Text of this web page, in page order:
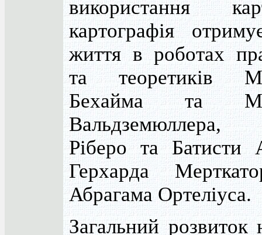
використання
картографія
життя в роботах
та теоретиків
Бехайма та
Вальдземюллера,
Ріберо та Батисти
Герхарда
Абрагама Ортеліуса.
Загальний розвиток